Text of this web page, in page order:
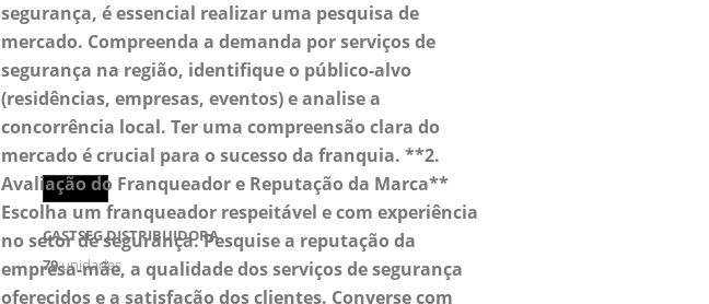
CASTSEG DISTRIBUIDORA
79unidades
segurança, é essencial realizar uma pesquisa de
mercado. Compreenda a demanda por serviços de
segurança na região, identifique o público-alvo
(residências, empresas, eventos) e analise a
concorrência local. Ter uma compreensão clara do
mercado é crucial para o sucesso da franquia. **2.
Avaliação do Franqueador e Reputação da Marca**
Escolha um franqueador respeitável e com experiência
no setor de segurança. Pesquise a reputação da
empresa-mãe, a qualidade dos serviços de segurança
oferecidos e a satisfação dos clientes. Converse com